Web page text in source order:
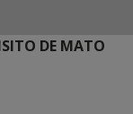
DE MATO